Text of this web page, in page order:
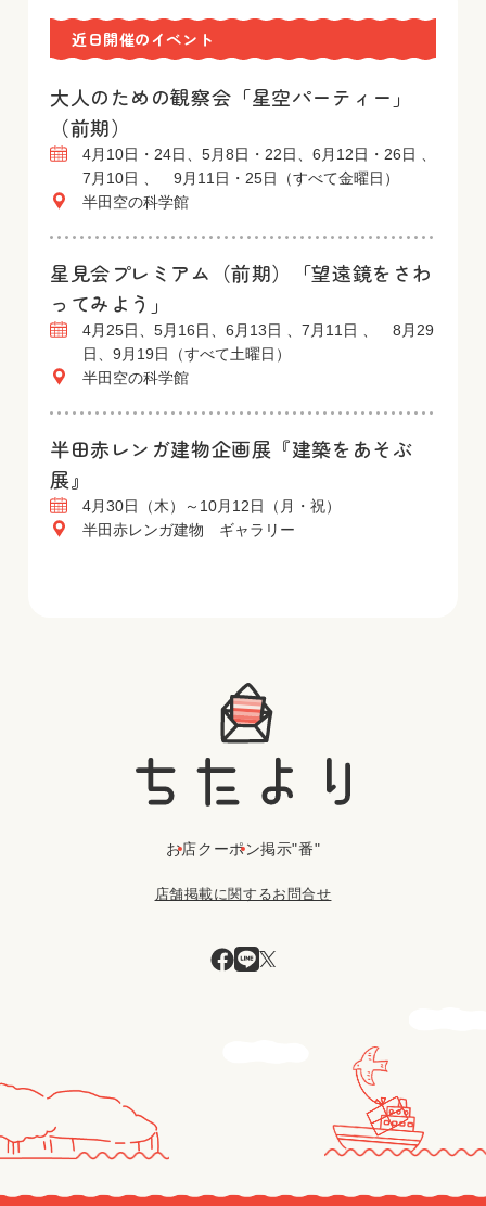
近日開催のイベント
大人のための観察会「星空パーティー」
（前期）
4月10日・24日、5月8日・22日、6月12日・26日 、
7月10日 、 9月11日・25日（すべて金曜日）
半田空の科学館
星見会プレミアム（前期）「望遠鏡をさわ
ってみよう」
4月25日、5月16日、6月13日 、7月11日 、 8月29
日、9月19日（すべて土曜日）
半田空の科学館
半田赤レンガ建物企画展『建築をあそぶ
展』
4月30日（木）～10月12日（月・祝）
半田赤レンガ建物 ギャラリー
お店クーポン掲示"番"
店舗掲載に関するお問合せ